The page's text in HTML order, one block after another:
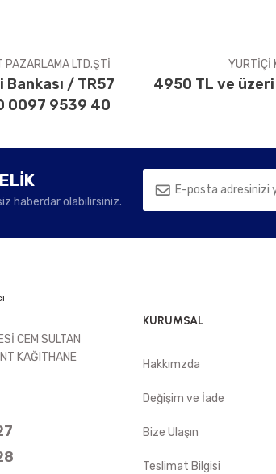
PAZARLAMA LTD.ŞTİ
Bankası / TR57
0097 9539 40
YURTİÇİ
4950 TL ve
haberdar olabilirsiniz.
CEM SULTAN
KAĞITHANE
KURUMSAL
Hakkımzda
Değişim ve İade
Bize Ulaşın
Teslimat Bilgisi